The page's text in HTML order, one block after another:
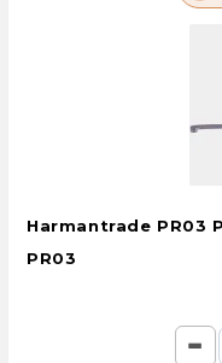
Harmantrade PR03
PR03